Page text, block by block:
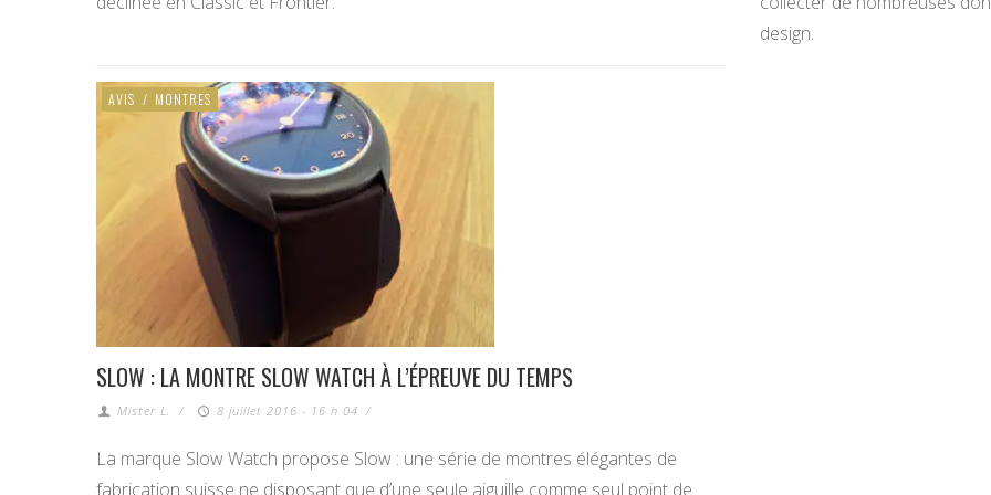
design.
AVIS / MONTRES
SLOW : LA MONTRE SLOW WATCH À L’ÉPREUVE DU TEMPS
Mister L. / 8 juillet 2016 - 16 h 04 /
La marque Slow Watch propose Slow : une série de montres élégantes de
fabrication suisse ne disposant que d’une seule aiguille comme seul point de